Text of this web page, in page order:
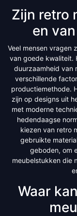
Zijn retro
en
Veel mensen vragen
van goede kwaliteit.
duurzaamheid van
verschillende
productiemethode.
zijn op designs uit
met moderne
hedendaagse
kiezen van retro
gebruikte
geboden, om
meubelstukken die
Waar